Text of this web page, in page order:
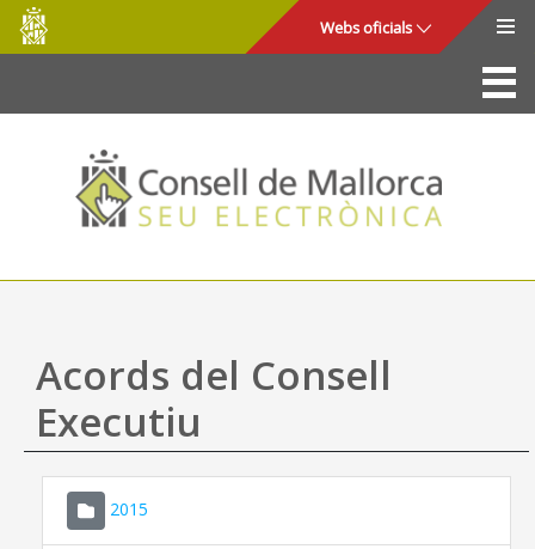
Salta al contingut principal
Consell
de
Mallorca
Webs oficials
La Seu
Consell de Mallorca
Accés i seguretat
Utilitats
Ajuda
Acords del Consell
Executiu
2015